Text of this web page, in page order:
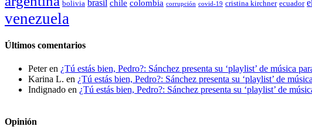
bolivia brasil chile colombia corrupción covid-19 cristina kirchner ecuador
venezuela
Últimos comentarios
Peteren ¿Tú estás bien, Pedro?: Sánchez presenta su ‘playlist’ de música
Karina L. en ¿Tú estás bien, Pedro?: Sánchez presenta su ‘playlist’ de
Indignado en ¿Tú estás bien, Pedro?: Sánchez presenta su ‘playlist’ de
Opinión